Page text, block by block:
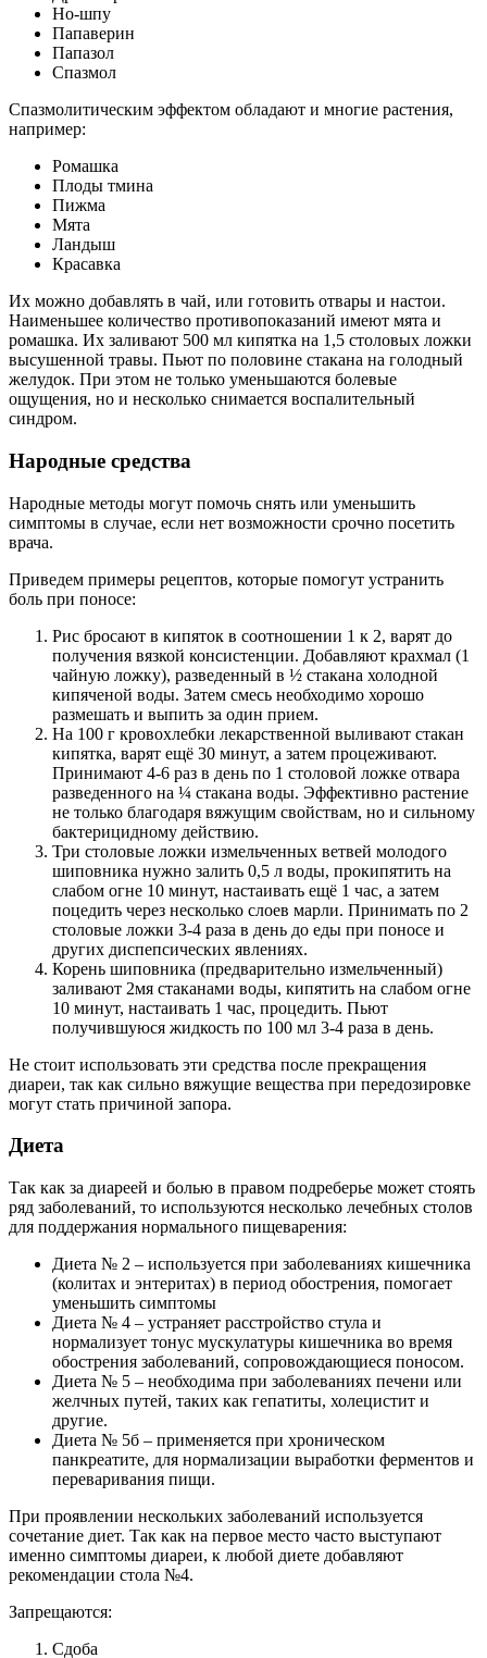
Но-шпу
Папаверин
Папазол
Спазмол
Спазмолитическим эффектом обладают и многие растения,
например:
Ромашка
Плоды тмина
Пижма
Мята
Ландыш
Красавка
Их можно добавлять в чай, или готовить отвары и настои.
Наименьшее количество противопоказаний имеют мята и
ромашка. Их заливают 500 мл кипятка на 1,5 столовых ложки
высушенной травы. Пьют по половине стакана на голодный
желудок. При этом не только уменьшаются болевые
ощущения, но и несколько снимается воспалительный
синдром.
Народные средства
Народные методы могут помочь снять или уменьшить
симптомы в случае, если нет возможности срочно посетить
врача.
Приведем примеры рецептов, которые помогут устранить
боль при поносе:
Рис бросают в кипяток в соотношении 1 к 2, варят до
получения вязкой консистенции. Добавляют крахмал (1
чайную ложку), разведенный в ½ стакана холодной
кипяченой воды. Затем смесь необходимо хорошо
размешать и выпить за один прием.
На 100 г кровохлебки лекарственной выливают стакан
кипятка, варят ещё 30 минут, а затем процеживают.
Принимают 4-6 раз в день по 1 столовой ложке отвара
разведенного на ¼ стакана воды. Эффективно растение
не только благодаря вяжущим свойствам, но и сильному
бактерицидному действию.
Три столовые ложки измельченных ветвей молодого
шиповника нужно залить 0,5 л воды, прокипятить на
слабом огне 10 минут, настаивать ещё 1 час, а затем
поцедить через несколько слоев марли. Принимать по 2
столовые ложки 3-4 раза в день до еды при поносе и
других диспепсических явлениях.
Корень шиповника (предварительно измельченный)
заливают 2мя стаканами воды, кипятить на слабом огне
10 минут, настаивать 1 час, процедить. Пьют
получившуюся жидкость по 100 мл 3-4 раза в день.
Не стоит использовать эти средства после прекращения
диареи, так как сильно вяжущие вещества при передозировке
могут стать причиной запора.
Диета
Так как за диареей и болью в правом подреберье может стоять
ряд заболеваний, то используются несколько лечебных столов
для поддержания нормального пищеварения:
Диета № 2 – используется при заболеваниях кишечника
(колитах и энтеритах) в период обострения, помогает
уменьшить симптомы
Диета № 4 – устраняет расстройство стула и
нормализует тонус мускулатуры кишечника во время
обострения заболеваний, сопровождающиеся поносом.
Диета № 5 – необходима при заболеваниях печени или
желчных путей, таких как гепатиты, холецистит и
другие.
Диета № 5б – применяется при хроническом
панкреатите, для нормализации выработки ферментов и
переваривания пищи.
При проявлении нескольких заболеваний используется
сочетание диет. Так как на первое место часто выступают
именно симптомы диареи, к любой диете добавляют
рекомендации стола №4.
Запрещаются:
Сдоба